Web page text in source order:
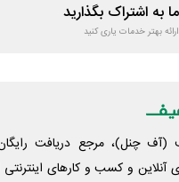
به اشتراک بگذارید
بهتر خدمات یاری کنید
(آف چنل)، مرجع دریافت
آنلاین و کسب و‌ کارهای